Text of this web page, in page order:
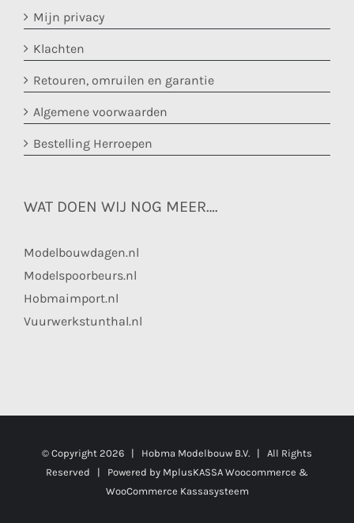
Mijn privacy
Klachten
Retouren, omruilen en garantie
Algemene voorwaarden
Bestelling Herroepen
WAT DOEN WIJ NOG MEER….
Modelbouwdagen.nl
Modelspoorbeurs.nl
Hobmaimport.nl
Vuurwerkstunthal.nl
© Copyright 2026 | Hobma Modelbouw B.V. | All Rights
Reserved | Powered by MplusKASSA Woocommerce &
WooCommerce Kassasysteem